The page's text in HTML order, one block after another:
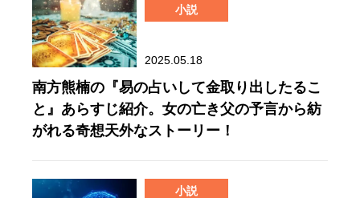
小説
2025.05.18
南方熊楠の『易の占いして金取り出したるこ
と』あらすじ紹介。女の亡き父の予言から紡
がれる奇想天外なストーリー！
小説